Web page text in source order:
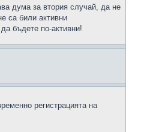
дума за втория случай, да не
са били активни
бъдете по-активни!
регистрацията на